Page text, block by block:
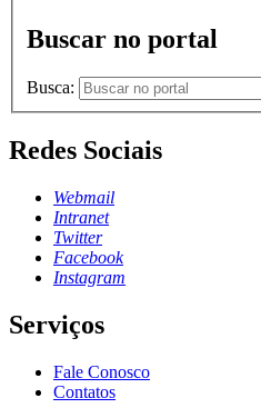
Buscar no portal
Busca:
Redes Sociais
Webmail
Intranet
Twitter
Facebook
Instagram
Serviços
Fale Conosco
Contatos